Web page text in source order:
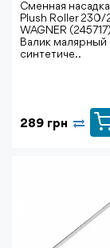
Сменная
Plush Roller 230/
WAGNER
Валик малярный
синтетиче..
289 грн